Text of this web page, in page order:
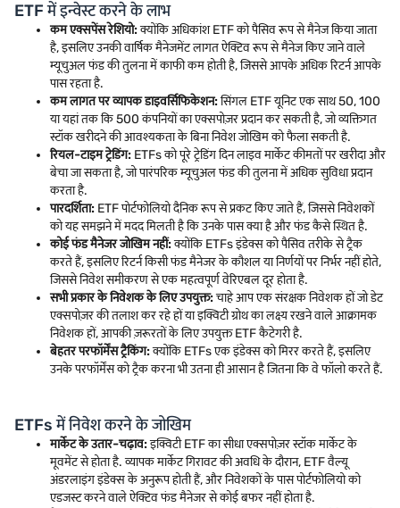
ETF में इन्वेस्ट करने के लाभ
कम एक्सपेंस रेशियो:क्योंकि अधिकांश ETF को पैसिव रूप से मैनेज किया जाता
है, इसलिए उनकी वार्षिक मैनेजमेंट लागत ऐक्टिव रूप से मैनेज किए जाने वाले
म्यूचुअल फंड की तुलना में काफी कम होती है, जिससे आपके अधिक रिटर्न आपके
पास रहता है.
कम लागत पर व्यापक डाइवर्सिफिकेशन:सिंगल ETF यूनिट एक साथ 50, 100
या यहां तक कि 500 कंपनियों का एक्सपोज़र प्रदान कर सकती है, जो व्यक्तिगत
स्टॉक खरीदने की आवश्यकता के बिना निवेश जोखिम को फैला सकती है.
रियल-टाइम ट्रेडिंग: ETFs को पूरे ट्रेडिंग दिन लाइव मार्केट कीमतों पर खरीदा और
बेचा जा सकता है, जो पारंपरिक म्यूचुअल फंड की तुलना में अधिक सुविधा प्रदान
करता है.
पारदर्शिता: ETF पोर्टफोलियो दैनिक रूप से प्रकट किए जाते हैं, जिससे निवेशकों
को यह समझने में मदद मिलती है कि उनके पास क्या है और फंड कैसे स्थित है.
कोई फंड मैनेजर जोखिम नहीं:क्योंकि ETFs इंडेक्स को पैसिव तरीके से ट्रैक
करते हैं, इसलिए रिटर्न किसी फंड मैनेजर के कौशल या निर्णयों पर निर्भर नहीं होते,
जिससे निवेश समीकरण से एक महत्वपूर्ण वेरिएबल दूर होता है.
सभी प्रकार के निवेशक के लिए उपयुक्त:चाहे आप एक संरक्षक निवेशक हों जो डेट
एक्सपोज़र की तलाश कर रहे हों या इक्विटी ग्रोथ का लक्ष्य रखने वाले आक्रामक
निवेशक हों, आपकी ज़रूरतों के लिए उपयुक्त ETF कैटेगरी है.
बेहतर परफॉर्मेंस ट्रैकिंग:क्योंकि ETFs एक इंडेक्स को मिरर करते हैं, इसलिए
उनके परफॉर्मेंस को ट्रैक करना भी उतना ही आसान है जितना कि वे फॉलो करते हैं.
ETFs में निवेश करने के जोखिम
मार्केट के उतार-चढ़ाव:इक्विटी ETF का सीधा एक्सपोज़र स्टॉक मार्केट के
मूवमेंट से होता है. व्यापक मार्केट गिरावट की अवधि के दौरान, ETF वैल्यू
अंडरलाइंग इंडेक्स के अनुरूप होती हैं, और निवेशकों के पास पोर्टफोलियो को
एडजस्ट करने वाले ऐक्टिव फंड मैनेजर से कोई बफर नहीं होता है.